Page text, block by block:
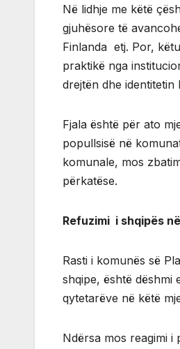
Në lidhje me këtë
gjuhësore të
Finlanda etj. Por,
praktikë nga
drejtën dhe identitetin
Fjala është për ato
popullsisë në
komunale, mos
përkatëse.
Refuzimi i shqipës
Rasti i komunës së
shqipe, është dëshmi
qytetarëve në këtë
Ndërsa mos reagimi i